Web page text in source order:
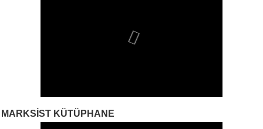
MARKSIST KÜTÜPHANE